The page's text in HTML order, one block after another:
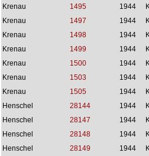
Krenau
1495 1944
Krenau
1497 1944
Krenau
1498 1944
Krenau
1499 1944
Krenau
1500 1944
Krenau
1503 1944
Krenau
1505 1944
Henschel
28144 1944
Henschel
28147 1944
Henschel
28148 1944
Henschel
28149 1944